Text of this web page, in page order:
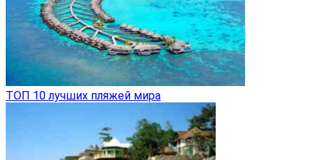
ТОП 10 лучших пляжей мира